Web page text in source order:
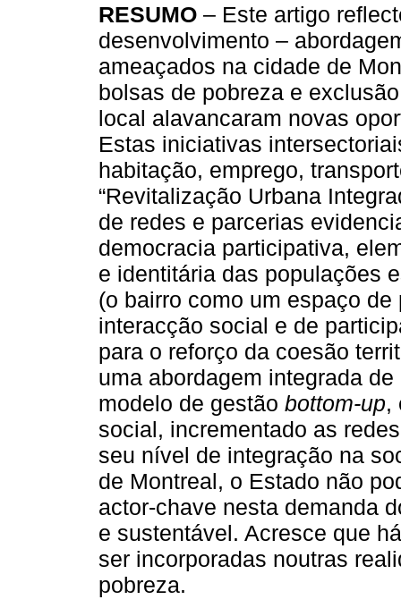
RESUMO – Este artigo
desenvolvimento –
ameaçados na cidade de
bolsas de pobreza e
local alavancaram novas
Estas iniciativas
habitação, emprego,
“Revitalização Urbana
de redes e parcerias
democracia participativa,
e identitária das populações
(o bairro como um espaço
interacção social e de
para o reforço da coesão
uma abordagem integrada
modelo de gestão bottom-up,
social, incrementado as
seu nível de integração na
de Montreal, o Estado não
actor-chave nesta demanda
e sustentável. Acresce que
ser incorporadas noutras
pobreza.